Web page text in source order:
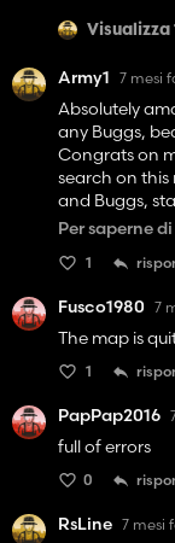
Visualizza
Army1 7 mesi
Absolutely
any Buggs,
Congrats on
search on this
and Buggs,
because I
think, but
map with a lot
system to run.
my baby
settings @
Keep up the
Per saperne
1
Fusco1980 7
The map is
1
PapPap2016
full of errors
0
RsLine 7 mesi